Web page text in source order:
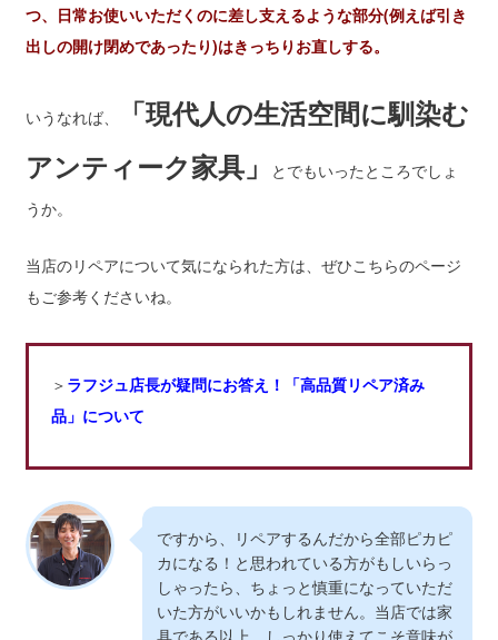
つ、日常お使いいただくのに差し支えるような部分(例えば引き
出しの開け閉めであったり)はきっちりお直しする。
いうなれば、
「現代人の生活空間に馴染む
アンティーク家具」
とでもいったところでしょ
うか。
当店のリペアについて気になられた方は、ぜひこちらのページ
もご参考くださいね。
＞ ラフジュ店長が疑問にお答え！「高品質リペア済み
品」について
ですから、リペアするんだから全部ピカピ
カになる！と思われている方がもしいらっ
しゃったら、ちょっと慎重になっていただ
いた方がいいかもしれません。当店では家